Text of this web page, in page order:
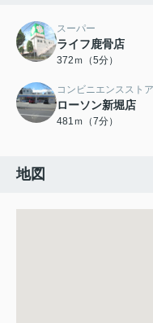
スーパー
ライフ鹿骨店
372ｍ（5分）
コンビニエンスストア
ローソン新堀店
481ｍ（7分）
地図